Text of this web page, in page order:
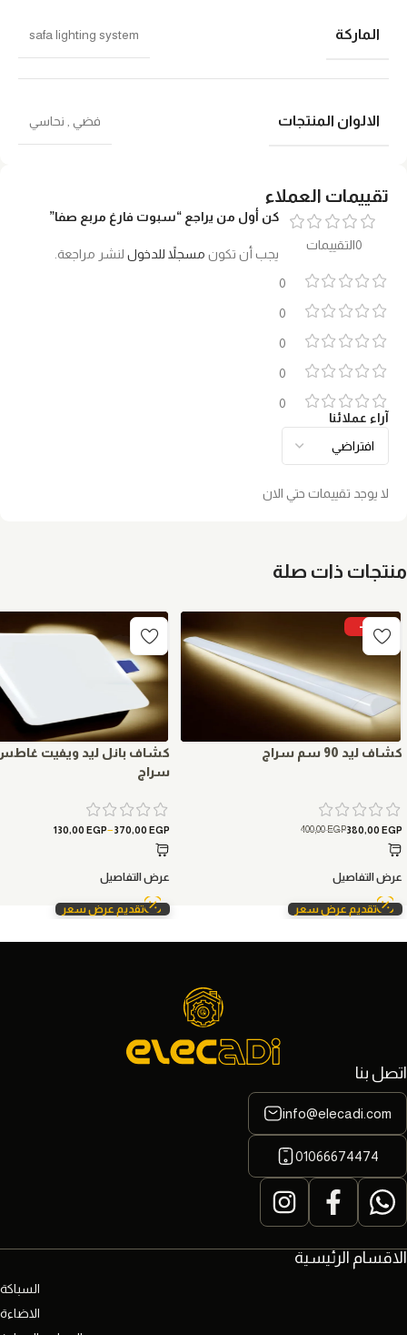
تقييمات العملاء
0التقييمات
0
0
0
0
0
آراء عملائنا
لا يوجد تقييمات حتي الان
كن أول من يراجع “سبوت فارغ مربع صفا”
يجب أن تكون مسجلاً للدخول لنشر مراجعة.
الماركة safa lighting system
الالوان المنتجات فضي نحاسي
منتجات ذات صلة
-5%
كشاف ليد 90 سم سراج
400,00EGP380,00 EGP
عرض التفاصيل
تقديم عرض سعر
كشاف بانل ليد ويفيت
سراج
130,00 EGP–370,00 EGP
عرض التفاصيل
تقديم عرض سعر
الاقسام الرئيسية
السباكة
الاضاءة
اتصل بنا
info@elecadi.com
01066674474